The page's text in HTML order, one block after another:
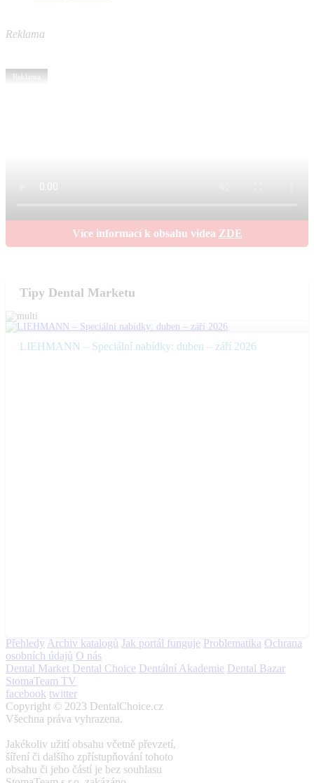
Reklama
Více informací k obsahu videa ZDE
Reklama
Tipy Dental Marketu
LIEHMANN – Speciální nabídky: duben – září 2026
Kerr – Vstupte do nové éry Zendodoncie
Přehledy Archiv katalogů Jak portál funguje Problematika Ochrana
osobních údajů O nás
Dental Market Dental Choice Dentální Akademie Dental Bazar
StomaTeam TV
facebook twitter
Copyright © 2023 DentalChoice.cz
Všechna práva vyhrazena.
Jakékoliv užití obsahu včetně převzetí,
šíření či dalšího zpřístupňování tohoto
obsahu či jeho částí je bez souhlasu